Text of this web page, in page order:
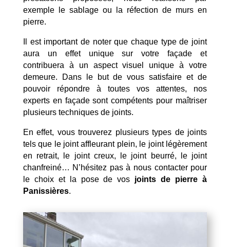
exemple le sablage ou la réfection de murs en
pierre.
Il est important de noter que chaque type de joint
aura un effet unique sur votre façade et
contribuera à un aspect visuel unique à votre
demeure. Dans le but de vous satisfaire et de
pouvoir répondre à toutes vos attentes, nos
experts en façade sont compétents pour maîtriser
plusieurs techniques de joints.
En effet, vous trouverez plusieurs types de joints
tels que le joint affleurant plein, le joint légèrement
en retrait, le joint creux, le joint beurré, le joint
chanfreiné… N’hésitez pas à nous contacter pour
le choix et la pose de vos joints de pierre à
Panissières.